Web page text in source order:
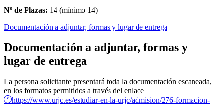
Nº de Plazas: 14 (mínimo 14)
Documentación a adjuntar, formas y lugar de entrega
Documentación a adjuntar, formas y
lugar de entrega
La persona solicitante presentará toda la documentación escaneada,
en los formatos permitidos a través del enlace
https://www.urjc.es/estudiar-en-la-urjc/admision/276-formacion-